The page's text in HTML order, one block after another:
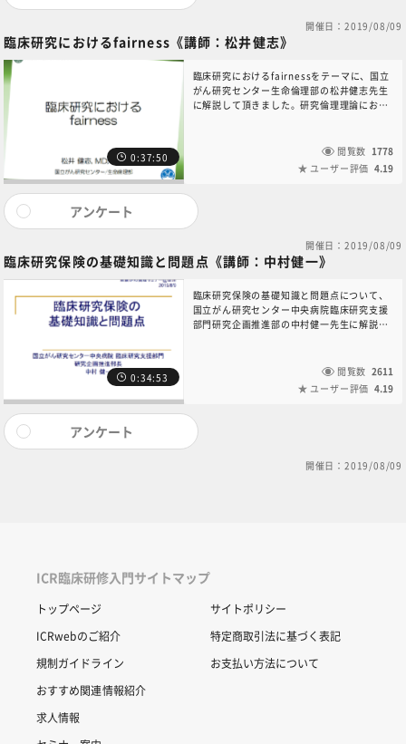
開催日：2019/08/09
臨床研究におけるfairness《講師：松井健志》
0:37:50
臨床研究におけるfairnessをテーマに、国立
がん研究センター生命倫理部の松井健志先生
に解説して頂きました。研究倫理理論におけ
益の社会的な公正配分、補償等について詳し
閲覧数 1778
ユーザー評価 4.19
アンケート
開催日：2019/08/09
臨床研究保険の基礎知識と問題点《講師：中村健一》
0:34:53
臨床研究保険の基礎知識と問題点について、
国立がん研究センター中央病院臨床研究支援
部門研究企画推進部の中村健一先生に解説し
に加入すべきかについて詳しく解説されてい
閲覧数 2611
ユーザー評価 4.19
アンケート
開催日：2019/08/09
ICR臨床研修入門サイトマップ
トップページ
ICRwebのご紹介
規制ガイドライン
おすすめ関連情報紹介
求人情報
サイトポリシー
特定商取引法に基づく表記
お支払い方法について